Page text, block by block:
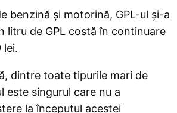
benzină și motorină, GPL-ul și-a
litru de GPL costă în continuare
lei.
dintre toate tipurile mari de
este singurul care nu a
la începutul acestei